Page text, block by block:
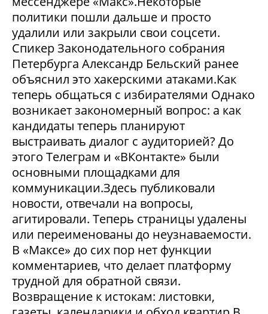
политики пошли дальше и просто
удалили или закрыли свои соцсети.
Спикер Законодательного собрания
Петербурга Александр Бельский ранее
объяснил это хакерскими атаками.Как
теперь общаться с избирателями Однако
возникает закономерный вопрос: а как
кандидаты теперь планируют
выстраивать диалог с аудиторией? До
этого Телеграм и «ВКонтакте» были
основными площадками для
коммуникации.Здесь публиковали
новости, отвечали на вопросы,
агитировали. Теперь страницы удалены
или переименованы до неузнаваемости.
В «Максе» до сих пор нет функции
комментариев, что делает платформу
трудной для обратной связи.
Возвращение к истокам: листовки,